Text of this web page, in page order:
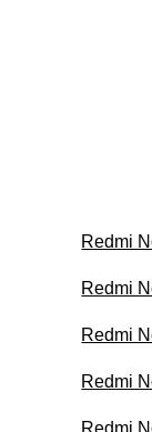
Redmi
Redmi
Redmi
Redmi
Redmi